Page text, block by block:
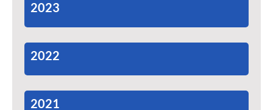
2023
2022
2021